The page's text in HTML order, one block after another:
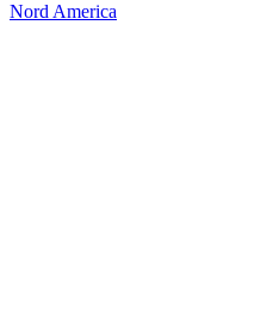
Nord America